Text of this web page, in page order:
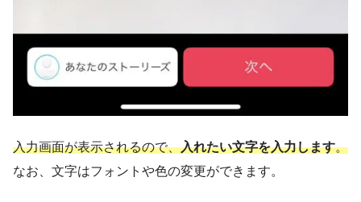
入力画面が表示されるので、入れたい文字を入力します。
なお、文字はフォントや色の変更ができます。